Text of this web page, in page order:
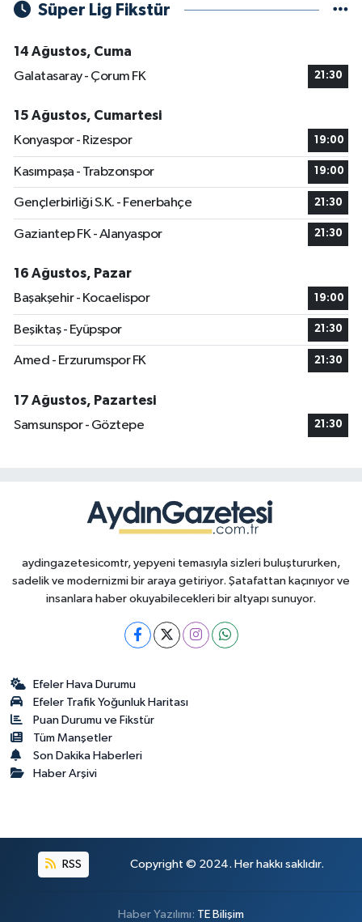
Süper Lig Fikstür
14 Ağustos, Cuma
Galatasaray - Çorum FK
21:30
15 Ağustos, Cumartesi
Konyaspor - Rizespor
19:00
Kasımpaşa - Trabzonspor 19:00
Gençlerbirliği S.K. - Fenerbahçe 21:30
Gaziantep FK - Alanyaspor 21:30
16 Ağustos, Pazar
Başakşehir - Kocaelispor
19:00
Beşiktaş - Eyüpspor 21:30
Amed - Erzurumspor FK 21:30
17 Ağustos, Pazartesi
Samsunspor - Göztepe
21:30
aydingazetesicomtr, yepyeni temasıyla sizleri buluştururken,
sadelik ve modernizmi bir araya getiriyor. Şatafattan kaçınıyor ve
insanlara haber okuyabilecekleri bir altyapı sunuyor.
Efeler Hava Durumu
Efeler Trafik Yoğunluk Haritası
Puan Durumu ve Fikstür
Tüm Manşetler
Son Dakika Haberleri
Haber Arşivi
RSS Copyright © 2024. Her hakkı saklıdır.
Haber Yazılımı: TE Bilişim